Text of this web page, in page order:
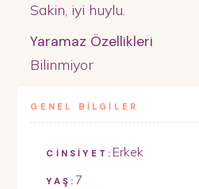
Sakin, iyi huylu.
Yaramaz Özellikleri
Bilinmiyor
GENEL BİLGİLER
CİNSİYET: Erkek
YAŞ: 7